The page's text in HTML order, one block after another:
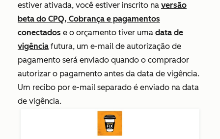
estiver ativada, você estiver inscrito na versão
beta do CPQ, Cobrança e pagamentos
conectados e o orçamento tiver uma data de
vigência futura, um e-mail de autorização de
pagamento será enviado quando o comprador
autorizar o pagamento antes da data de vigência.
Um recibo por e-mail separado é enviado na data
de vigência.